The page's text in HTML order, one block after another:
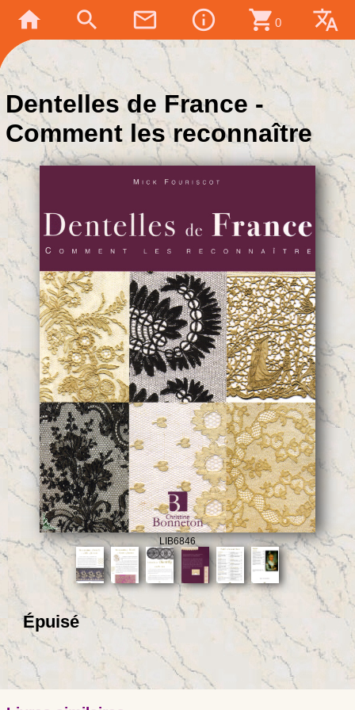
home search mail_outline info_outline shopping_cart 0 translate
Dentelles de France -
Comment les reconnaître
LIB6846
Épuisé